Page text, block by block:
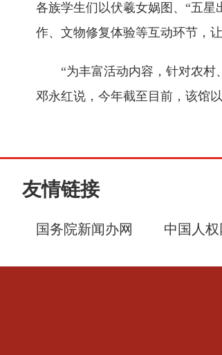
各族学生们以伏羲女娲图、“五
作、文物修复体验等互动环节，
“为丰富活动内容，针对农村
邓永红说，今年截至目前，该馆
友情链接
国务院新闻办网 中国人权